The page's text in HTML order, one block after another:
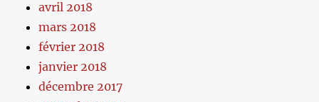
avril 2018
mars 2018
février 2018
janvier 2018
décembre 2017